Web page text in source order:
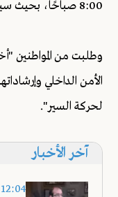
8:00 صباحًا، بحيث سيتمّ قطع المسلك المذكور لحين الانتهاء".
وطلبت من المواطنين
الأمن الداخلي
لحركة السير".
آخر الأخبار
12:04